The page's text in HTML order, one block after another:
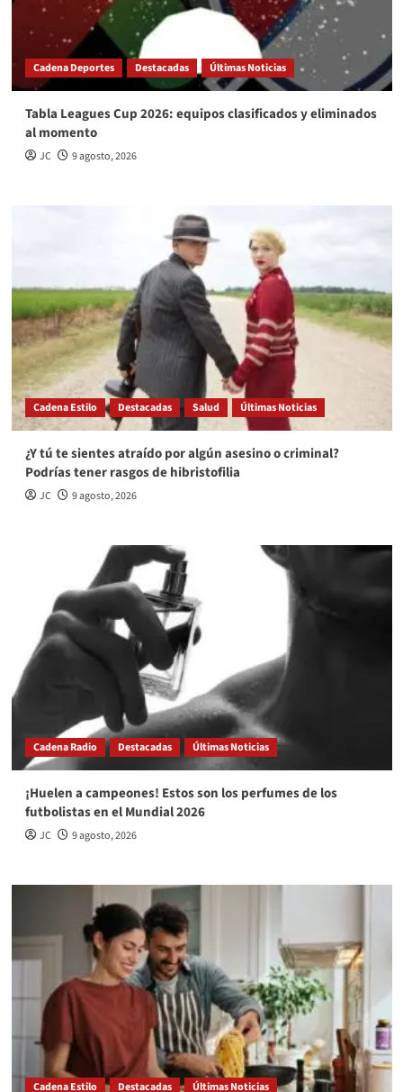
Cadena Deportes Destacadas Últimas Noticias
Tabla Leagues Cup 2026: equipos clasificados y eliminados
al momento
JC 9 agosto, 2026
Cadena Estilo Destacadas Salud Últimas Noticias
¿Y tú te sientes atraído por algún asesino o criminal?
Podrías tener rasgos de hibristofilia
JC 9 agosto, 2026
Cadena Radio Destacadas Últimas Noticias
¡Huelen a campeones! Estos son los perfumes de los
futbolistas en el Mundial 2026
JC 9 agosto, 2026
Cadena Estilo Destacadas Últimas Noticias